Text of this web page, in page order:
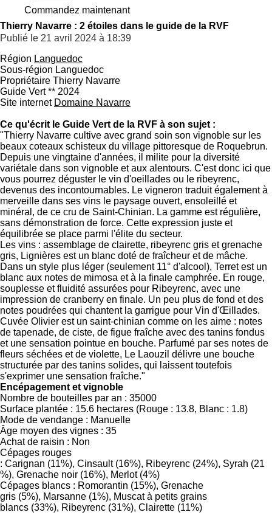
Commandez maintenant
Thierry Navarre : 2 étoiles dans le guide de la RVF
Publié le 21 avril 2024 à 18:39
Région Languedoc
Sous-région Languedoc
Propriétaire Thierry Navarre
Guide Vert ** 2024
Site internet Domaine Navarre
Ce qu'écrit le Guide Vert de la RVF à son sujet :
"Thierry Navarre cultive avec grand soin son vignoble sur les
beaux coteaux schisteux du village pittoresque de Roquebrun.
Depuis une vingtaine d'années, il milite pour la diversité
variétale dans son vignoble et aux alentours. C'est donc ici que
vous pourrez déguster le vin d'oeillades ou le ribeyrenc,
devenus des incontournables. Le vigneron traduit également à
merveille dans ses vins le paysage ouvert, ensoleillé et
minéral, de ce cru de Saint-Chinian. La gamme est régulière,
sans démonstration de force. Cette expression juste et
équilibrée se place parmi l'élite du secteur.
Les vins : assemblage de clairette, ribeyrenc gris et grenache
gris, Lignières est un blanc doté de fraîcheur et de mâche.
Dans un style plus léger (seulement 11° d'alcool), Terret est un
blanc aux notes de mimosa et à la finale camphrée. En rouge,
souplesse et fluidité assurées pour Ribeyrenc, avec une
impression de cranberry en finale. Un peu plus de fond et des
notes poudrées qui chantent la garrigue pour Vin d'Œillades.
Cuvée Olivier est un saint-chinian comme on les aime : notes
de tapenade, de ciste, de figue fraîche avec des tanins fondus
et une sensation pointue en bouche. Parfumé par ses notes de
fleurs séchées et de violette, Le Laouzil délivre une bouche
structurée par des tanins solides, qui laissent toutefois
s'exprimer une sensation fraîche."
Encépagement et vignoble
Nombre de bouteilles par an : 35000
Surface plantée : 15.6 hectares (Rouge : 13.8, Blanc : 1.8)
Mode de vendange : Manuelle
Âge moyen des vignes : 35
Achat de raisin : Non
Cépages rouges
: Carignan (11%), Cinsault (16%), Ribeyrenc (24%), Syrah (21
%), Grenache noir (16%), Merlot (4%)
Cépages blancs : Romorantin (15%), Grenache
gris (5%), Marsanne (1%), Muscat à petits grains
blancs (33%), Ribeyrenc (31%), Clairette (11%)